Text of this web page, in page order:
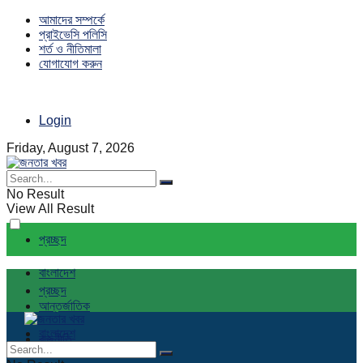
আমাদের সম্পর্কে
প্রাইভেসি পলিসি
শর্ত ও নীতিমালা
যোগাযোগ করুন
Login
Friday, August 7, 2026
No Result
View All Result
প্রচ্ছদ
বাংলাদেশ
আন্তর্জাতিক
রাজনীতি
প্রচ্ছদ
বাংলাদেশ